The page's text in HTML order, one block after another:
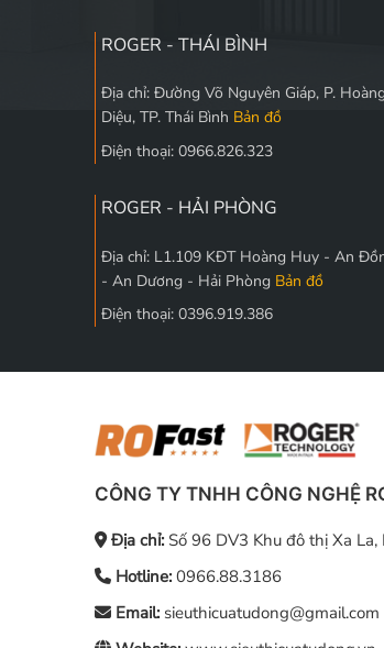
ROGER - THÁI BÌNH
Địa chỉ: Đường Võ Nguyên Giáp, P.
Diệu, TP. Thái Bình Bản đồ
Điện thoại: 0966.826.323
ROGER - HẢI PHÒNG
Địa chỉ: L1.109 KĐT Hoàng Huy - An
- An Dương - Hải Phòng Bản đồ
Điện thoại: 0396.919.386
CÔNG TY TNHH CÔNG NGHỆ
Địa chỉ:Số 96 DV3 Khu đô thị Xa La,
Hotline:0966.88.3186
Email: sieuthicuatudong@gmail.com